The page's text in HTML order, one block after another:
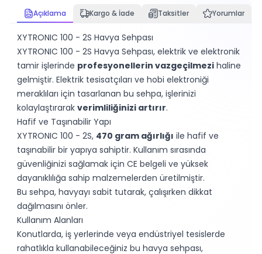
Açıklama Kargo & İade Taksitler Yorumlar
XYTRONIC 100 - 2S Havya Sehpası
XYTRONIC 100 - 2S Havya Sehpası, elektrik ve elektronik
tamir işlerinde profesyonellerin vazgeçilmezi haline
gelmiştir. Elektrik tesisatçıları ve hobi elektroniği
meraklıları için tasarlanan bu sehpa, işlerinizi
kolaylaştırarak verimliliğinizi artırır.
Hafif ve Taşınabilir Yapı
XYTRONIC 100 - 2S, 470 gram ağırlığı ile hafif ve
taşınabilir bir yapıya sahiptir. Kullanım sırasında
güvenliğinizi sağlamak için CE belgeli ve yüksek
dayanıklılığa sahip malzemelerden üretilmiştir.
Bu sehpa, havyayı sabit tutarak, çalışırken dikkat
dağılmasını önler.
Kullanım Alanları
Konutlarda, iş yerlerinde veya endüstriyel tesislerde
rahatlıkla kullanabileceğiniz bu havya sehpası,